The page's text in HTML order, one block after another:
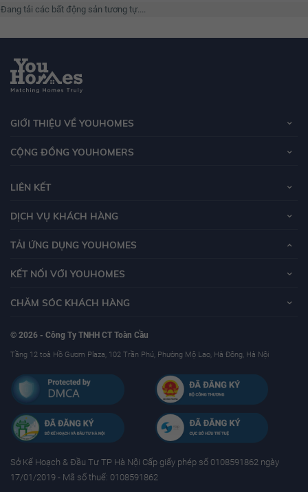
tải các bất động sản tương tự....
GIỚI THIỆU VỀ YOUHOMES
CỘNG ĐỒNG YOUHOMERS
LIÊN KẾT
DỊCH VỤ KHÁCH HÀNG
TẢI ỨNG DỤNG YOUHOMES
KẾT NỐI VỚI YOUHOMES
CHĂM SÓC KHÁCH HÀNG
© 2026 - Công Ty TNHH CT Toàn Cầu
Tầng 12 toà Hồ Gươm Plaza, 102 Trần Phú, Phường Mộ Lao, Hà Đông, Hà Nội
Sở Kế Hoạch & Ðầu Tư TP Hà Nội Cấp giấy phép số 0108591862 ngày
17/01/2019 - Mã số thuế: 0108591862